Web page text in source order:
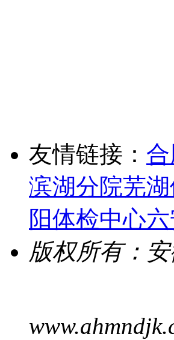
友情链接：
滨湖分院芜
阳体检中心
版权所有：